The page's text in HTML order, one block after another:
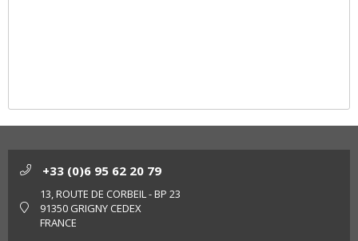
+33 (0)6 95 62 20 79
13, ROUTE DE CORBEIL - BP 23
91350 GRIGNY CEDEX
FRANCE